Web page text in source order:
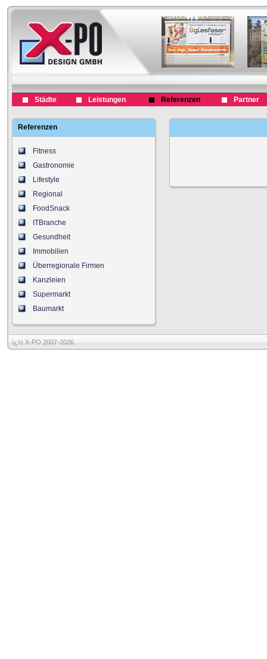
Städte Leistungen Referenzen Partner
Referenzen
Fitness
Gastronomie
Lifestyle
Regional
FoodSnack
ITBranche
Gesundheit
Immobilien
Überregionale Firmen
Kanzleien
Supermarkt
Baumarkt
ï¿½ X-PO 2007-2026